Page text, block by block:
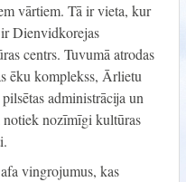
vārtiem. Tā ir vieta, kur
ir Dienvidkorejas
centrs. Tuvumā atrodas
ēku komplekss, Ārlietu
administrācija un
nozīmīgi kultūras
vingrojumus, kas